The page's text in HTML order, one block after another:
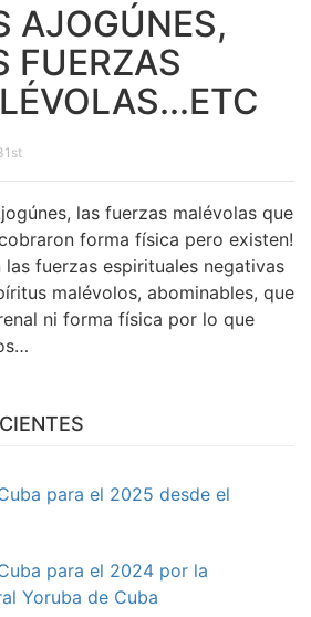
AJOGÚNES,
FUERZAS
las fuerzas malévolas que
forma física pero existen!
las fuerzas espirituales negativas
malévolos, abominables, que
ni forma física por lo que
para el 2025 desde el
para el 2024 por la
Yoruba de Cuba